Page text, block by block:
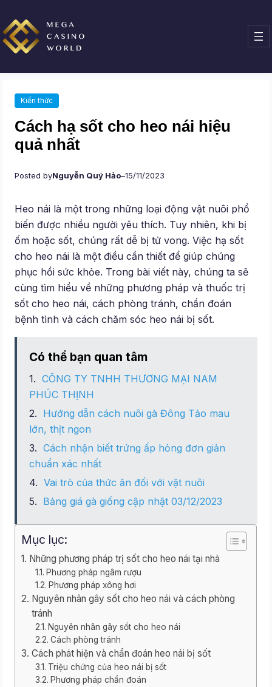
đến
phần
nội
dung
Kiến thức
Cách hạ sốt cho heo nái hiệu
quả nhất
Posted byNguyễn Quý Hảo–15/11/2023
Heo nái là một trong những loại động vật nuôi phổ
biến được nhiều người yêu thích. Tuy nhiên, khi bị
ốm hoặc sốt, chúng rất dễ bị tử vong. Việc hạ sốt
cho heo nái là một điều cần thiết để giúp chúng
phục hồi sức khỏe. Trong bài viết này, chúng ta sẽ
cùng tìm hiểu về những phương pháp và thuốc trị
sốt cho heo nái, cách phòng tránh, chẩn đoán
bệnh tình và cách chăm sóc heo nái bị sốt.
Có thể bạn quan tâm
CÔNG TY TNHH THƯƠNG MẠI NAM
PHÚC THỊNH
Hướng dẫn cách nuôi gà Đông Tảo mau
lớn, thịt ngon
Cách nhận biết trứng ấp hỏng đơn giản
chuẩn xác nhất
Vai trò của thức ăn đối với vật nuôi
Bảng giá gà giống cập nhật 03/12/2023
Mục lục:
Những phương pháp trị sốt cho heo nái tại nhà
Phương pháp ngâm rượu
Phương pháp xông hơi
Nguyên nhân gây sốt cho heo nái và cách phòng
tránh
Nguyên nhân gây sốt cho heo nái
Cách phòng tránh
Cách phát hiện và chẩn đoán heo nái bị sốt
Triệu chứng của heo nái bị sốt
Phương pháp chẩn đoán